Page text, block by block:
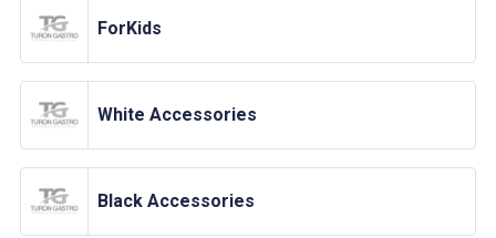
ForKids
White Accessories
Black Accessories